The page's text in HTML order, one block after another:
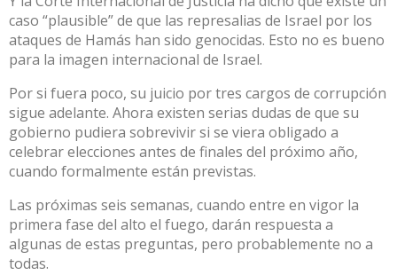
caso “plausible”de que las represalias de Israel por los
ataques de Hamás han sido genocidas. Esto no es bueno
para la imagen internacional de Israel.
Por si fuera poco, su juicio portres cargos de corrupción
sigue adelante. Ahora existen serias dudas de que su
gobierno pudiera sobrevivir si se viera obligado a
celebrar elecciones antes de finales del próximo año,
cuando formalmente están previstas.
Las próximas seis semanas, cuando entre en vigor la
primera fase del alto el fuego, darán respuesta a
algunas de estas preguntas, pero probablemente no a
todas.